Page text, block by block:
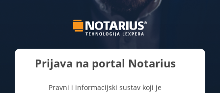
Prijava na portal Notarius
Pravni i informacijski sustav koji je